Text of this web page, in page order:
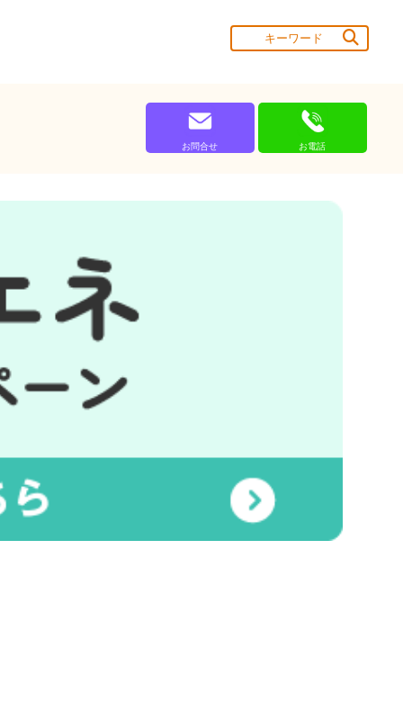
お問合せ お電話